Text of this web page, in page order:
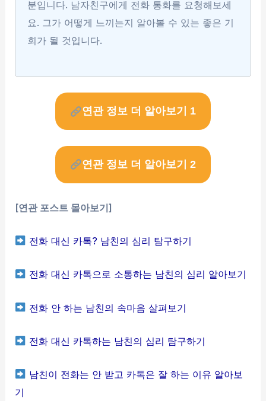
분입니다. 남자친구에게 전화 통화를 요청해보세
요. 그가 어떻게 느끼는지 알아볼 수 있는 좋은 기
회가 될 것입니다.
연관 정보 더 알아보기 1
연관 정보 더 알아보기 2
[연관 포스트 몰아보기]
전화 대신 카톡? 남친의 심리 탐구하기
전화 대신 카톡으로 소통하는 남친의 심리 알아보기
전화 안 하는 남친의 속마음 살펴보기
전화 대신 카톡하는 남친의 심리 탐구하기
남친이 전화는 안 받고 카톡은 잘 하는 이유 알아보
기